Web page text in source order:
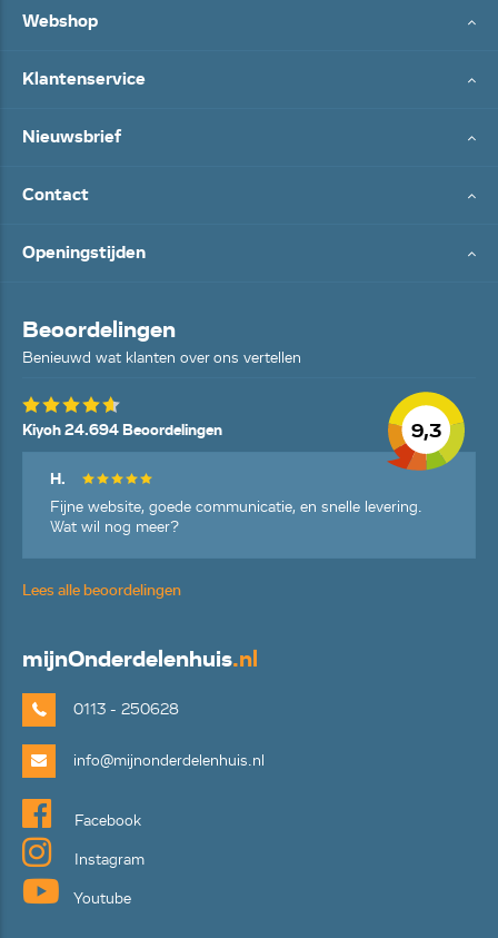
Webshop
Klantenservice
Nieuwsbrief
Contact
Openingstijden
Beoordelingen
Benieuwd wat klanten over ons vertellen
9,3
Kiyoh 24.694 Beoordelingen
H.
Fijne website, goede communicatie, en snelle levering.
Wat wil nog meer?
Lees alle beoordelingen
mijnOnderdelenhuis.nl
0113 - 250628
info@mijnonderdelenhuis.nl
Facebook
Instagram
Youtube